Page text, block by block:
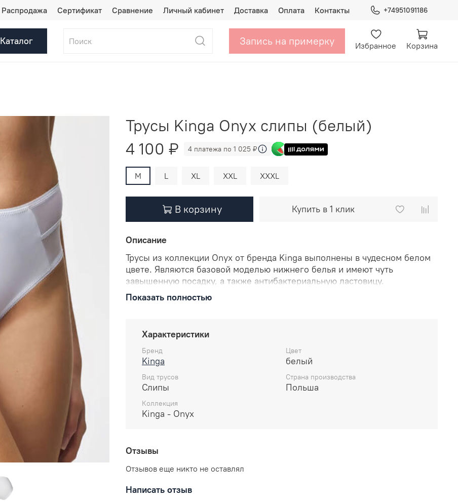
Распродажа Сертификат Сравнение Личный кабинет Доставка Оплата Контакты +74951091186
Каталог Запись на примерку Избранное Корзина
Трусы Kinga Onyx слипы (белый)
4 100 ₽
4 платежа по 1 025 ₽
M L XL XXL XXXL
В корзину Купить в 1 клик
Описание
Трусы из коллекции Onyx от бренда Kinga выполнены в чудесном белом
цвете. Являются базовой моделью нижнего белья и имеют чуть
завышенную посадку, а также антибактериальную ластовицу.
Выполненные из приятной на ощупь эластичной ткани с добавлением
микрофибры, слипы декорированы полупрозрачной сеткой на боках.
Особенности:
Обработанные края пройм.
Ластовица с антибактериальным немецким хлопком с ионами
серебра.
Состав:
17% полиэстер
3% хлопок
Уход за вещами:
Показать полностью
Характеристики
Бренд
Kinga
Цвет
белый
Вид трусов
Слипы
Страна производства
Польша
Коллекция
Kinga - Onyx
Отзывы
Отзывов еще никто не оставлял
Написать отзыв